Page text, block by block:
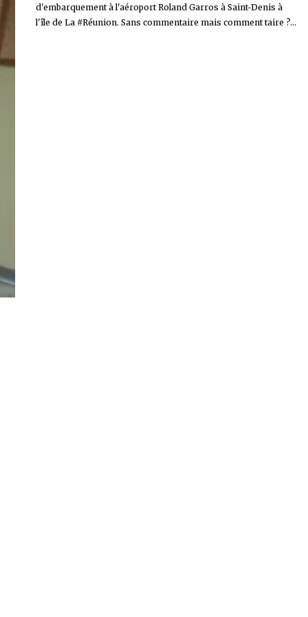
d'embarquement à l'aéroport Roland Garros à Saint-Denis à
l'île de La #Réunion. Sans commentaire mais comment taire ?...